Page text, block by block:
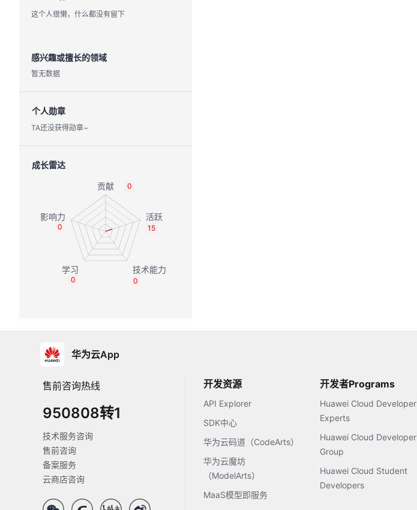
这个人很懒，什么都没有留下
感兴趣或擅长的领域
暂无数据
个人勋章
TA还没获得勋章~
成长雷达
0
15
0
0
0
华为云App
售前咨询热线
950808转1
技术服务咨询
售前咨询
备案服务
云商店咨询
开发资源
API Explorer
SDK中心
华为云码道（CodeArts）
华为云魔坊
（ModelArts）
MaaS模型即服务
开发者Programs
Huawei Cloud Developer
Experts
Huawei Cloud Developer
Group
Huawei Cloud Student
Developers